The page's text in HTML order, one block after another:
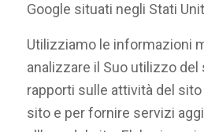
Google situati negli Stati
Utilizziamo le informazioni
analizzare il Suo utilizzo del
rapporti sulle attività del
sito e per fornire servizi